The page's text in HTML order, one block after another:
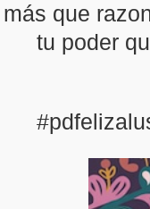
más que
tu poder